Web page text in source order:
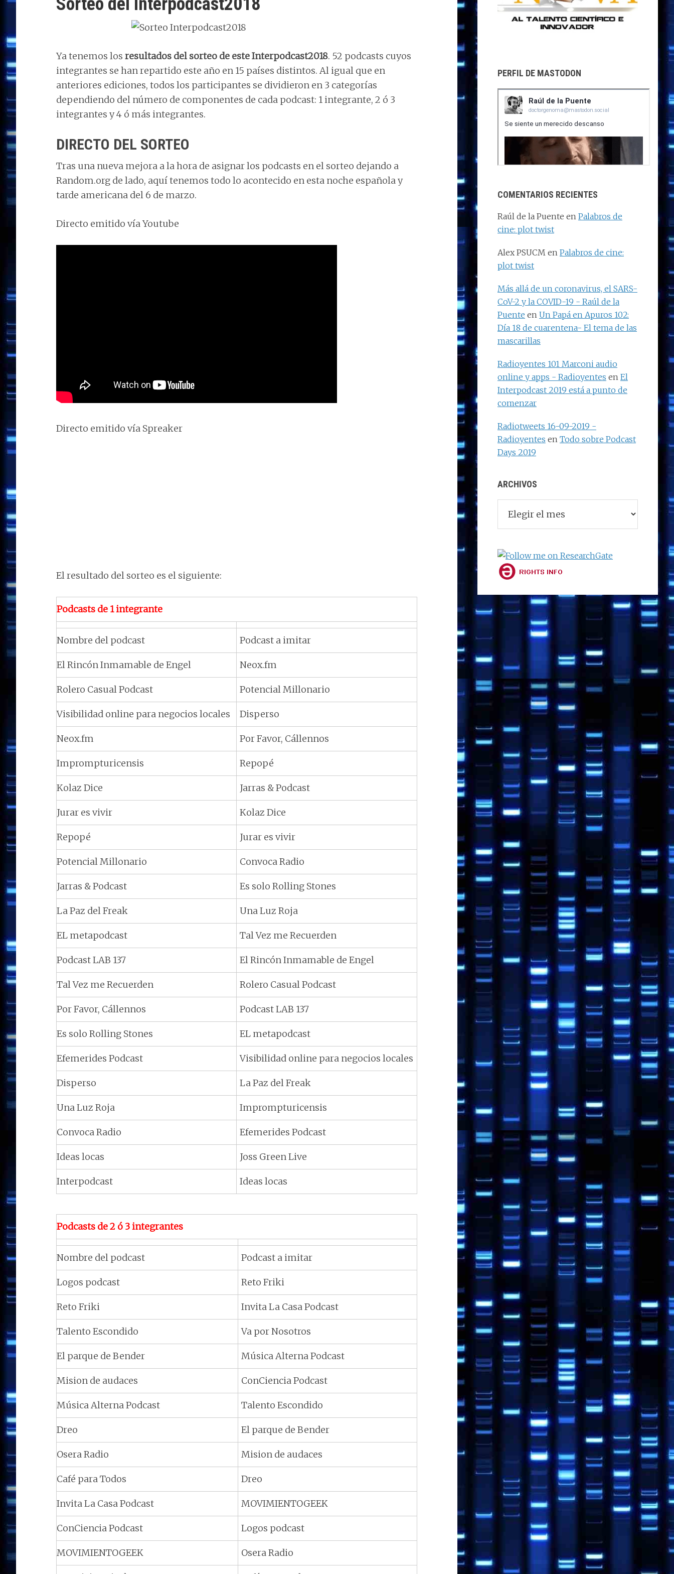
Ya tenemos los resultados del sorteo de este Interpodcast2018. 52 podcasts cuyos
integrantes se han repartido este año en 15 países distintos. Al igual que en
anteriores ediciones, todos los participantes se dividieron en 3 categorías
dependiendo del número de componentes de cada podcast: 1 integrante, 2 ó 3
integrantes y 4 ó más integrantes.
DIRECTO DEL SORTEO
Tras una nueva mejora a la hora de asignar los podcasts en el sorteo dejando a
Random.org de lado, aquí tenemos todo lo acontecido en esta noche española y
tarde americana del 6 de marzo.
Directo emitido vía Youtube
Directo emitido vía Spreaker
El resultado del sorteo es el siguiente:
Podcasts de 1 integrante
Nombre del podcast Podcast a imitar
El Rincón Inmamable de Engel Neox.fm
Rolero Casual Podcast Potencial Millonario
Visibilidad online para negocios locales Disperso
Neox.fm Por Favor, Cállennos
Imprompturicensis Repopé
Kolaz Dice Jarras & Podcast
Jurar es vivir Kolaz Dice
Repopé Jurar es vivir
Potencial Millonario Convoca Radio
Jarras & Podcast Es solo Rolling Stones
La Paz del Freak Una Luz Roja
EL metapodcast Tal Vez me Recuerden
Podcast LAB 137 El Rincón Inmamable de Engel
Tal Vez me Recuerden Rolero Casual Podcast
Por Favor, Cállennos Podcast LAB 137
Es solo Rolling Stones EL metapodcast
Efemerides Podcast Visibilidad online para negocios locales
Disperso La Paz del Freak
Una Luz Roja Imprompturicensis
Convoca Radio Efemerides Podcast
Ideas locas Joss Green Live
Interpodcast Ideas locas
Podcasts de 2 ó 3 integrantes
Nombre del podcast Podcast a imitar
Logos podcast Reto Friki
Reto Friki Invita La Casa Podcast
Talento Escondido Va por Nosotros
El parque de Bender Música Alterna Podcast
Mision de audaces ConCiencia Podcast
Música Alterna Podcast Talento Escondido
Dreo El parque de Bender
Osera Radio Mision de audaces
Café para Todos Dreo
Invita La Casa Podcast MOVIMIENTOGEEK
ConCiencia Podcast Logos podcast
MOVIMIENTOGEEK Osera Radio
PERFIL DE MASTODON
COMENTARIOS RECIENTES
Raúl de la Puente en Palabros de
cine: plot twist
Alex PSUCM en Palabros de cine:
plot twist
Más allá de un coronavirus, el SARS-
CoV-2 y la COVID-19 - Raúl de la
Puente en Un Papá en Apuros 102:
Día 18 de cuarentena- El tema de las
mascarillas
Radioyentes 101 Marconi audio
online y apps - Radioyentes en El
Interpodcast 2019 está a punto de
comenzar
Radiotweets 16-09-2019 -
Radioyentes en Todo sobre Podcast
Days 2019
ARCHIVOS